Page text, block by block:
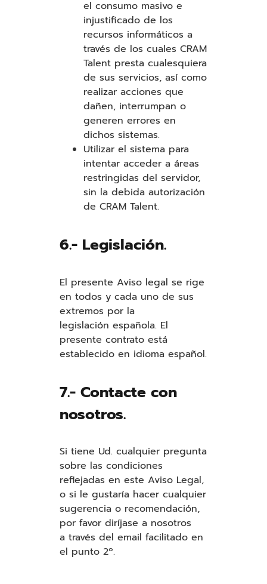
el consumo masivo e
injustificado de los
recursos informáticos a
través de los cuales CRAM
Talent presta cualesquiera
de sus servicios, así como
realizar acciones que
dañen, interrumpan o
generen errores en
dichos sistemas.
Utilizar el sistema para
intentar acceder a áreas
restringidas del servidor,
sin la debida autorización
de CRAM Talent.
6.- Legislación.
El presente Aviso legal se rige
en todos y cada uno de sus
extremos por la
legislación española. El
presente contrato está
establecido en idioma español.
7.- Contacte con
nosotros.
Si tiene Ud. cualquier pregunta
sobre las condiciones
reflejadas en este Aviso Legal,
o si le gustaría hacer cualquier
sugerencia o recomendación,
por favor diríjase a nosotros
a través del email facilitado en
el punto 2º.